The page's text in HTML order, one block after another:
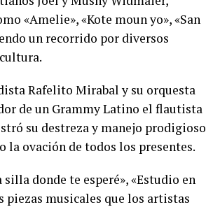
«Amelie», «Kote moun yo», «San
un recorrido por diversos
Rafelito Mirabal y su orquesta
de un Grammy Latino el flautista
su destreza y manejo prodigioso
la ovación de todos los presentes.
silla donde te esperé», «Estudio en
piezas musicales que los artistas